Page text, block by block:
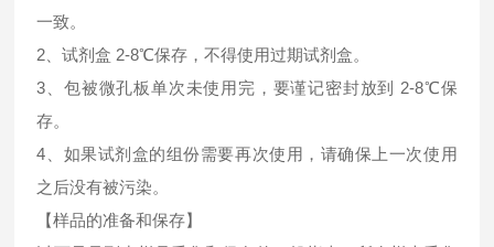
一致。
2、试剂盒 2-8℃保存，不得使用过期试剂盒。
3、包被微孔板单次未使用完，要谨记密封放到 2-8℃保
存。
4、如果试剂盒的组份需要再次使用，请确保上一次使用
之后没有被污染。
【样品的准备和保存】